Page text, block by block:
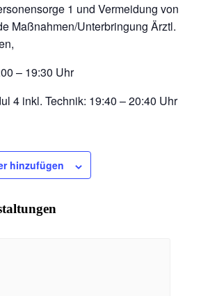
1 und Vermeidung von
Maßnahmen/Unterbringung Ärztl.
– 19:30 Uhr
4 inkl. Technik: 19:40 – 20:40 Uhr
hinzufügen